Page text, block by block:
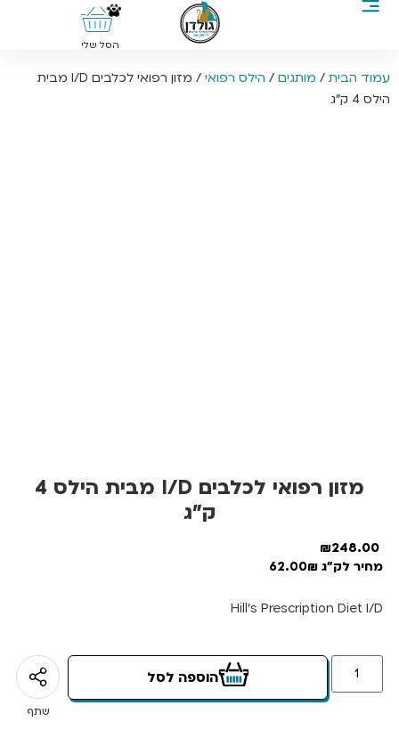
0
הסל שלי
עמוד הבית / מותגים / הילס רפואי
/ מזון רפואי לכלבים I/D מבית
הילס 4 ק”ג
מזון רפואי לכלבים I/D מבית הילס 4
ק”ג
248.00
₪
מחיר לק"ג 62.00₪
Hill’s Prescription Diet I/D
הוספה לסל
שתף